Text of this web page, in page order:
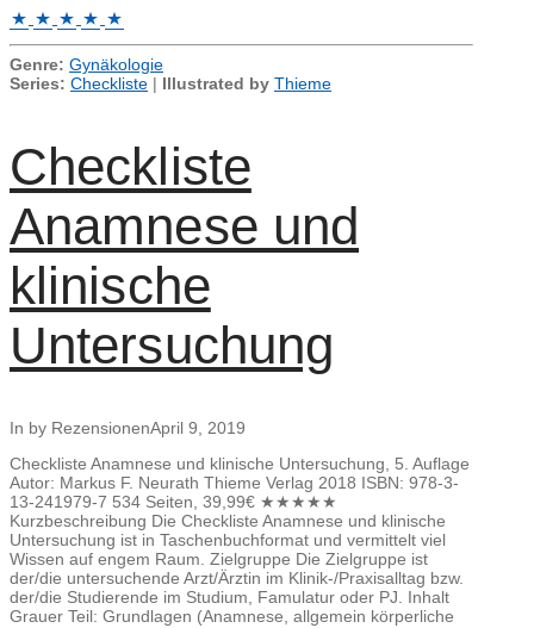
Genre: Gynäkologie
Series: Checkliste | Illustrated by Thieme
Checkliste
Anamnese und
klinische
Untersuchung
In by RezensionenApril 9, 2019
Checkliste Anamnese und klinische Untersuchung, 5. Auflage
Autor: Markus F. Neurath Thieme Verlag 2018 ISBN: 978-3-
13-241979-7 534 Seiten, 39,99€ ★★★★★
Kurzbeschreibung Die Checkliste Anamnese und klinische
Untersuchung ist in Taschenbuchformat und vermittelt viel
Wissen auf engem Raum. Zielgruppe Die Zielgruppe ist
der/die untersuchende Arzt/Ärztin im Klinik-/Praxisalltag bzw.
der/die Studierende im Studium, Famulatur oder PJ. Inhalt
Grauer Teil: Grundlagen (Anamnese, allgemein körperliche